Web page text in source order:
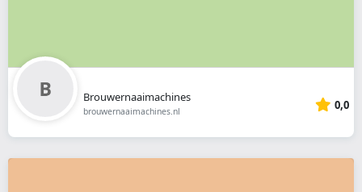
Brouwernaaimachines
brouwernaaimachines.nl 0,0